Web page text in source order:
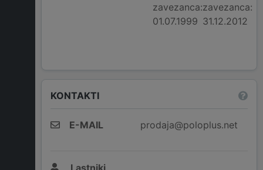
zavezanca:
01.07.1999
zavezanca:
31.12.2012
KONTAKTI
E-MAIL prodaja@poloplus.net